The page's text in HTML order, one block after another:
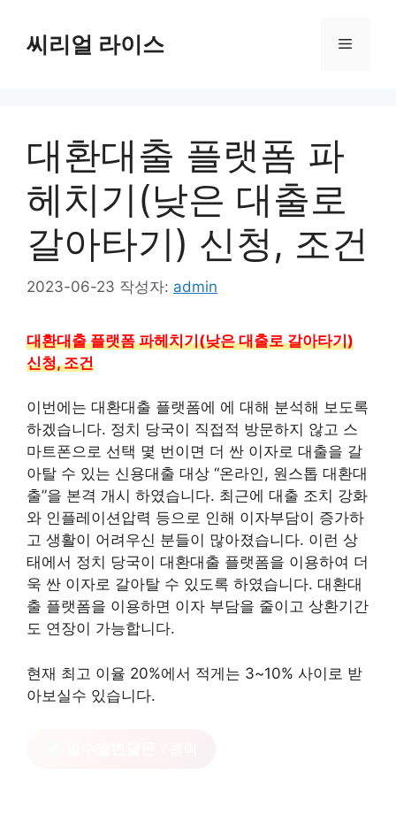
씨리얼 라이스 메
대환대출 플랫폼 파
헤치기(낮은 대출로
갈아타기) 신청, 조건
2023-06-23 작성자: admin
대환대출 플랫폼 파헤치기(낮은 대출로 갈아타기)
신청, 조건
이번에는 대환대출 플랫폼에 에 대해 분석해 보도록
하겠습니다. 정치 당국이 직접적 방문하지 않고 스
마트폰으로 선택 몇 번이면 더 싼 이자로 대출을 갈
아탈 수 있는 신용대출 대상 “온라인, 원스톱 대환대
출”을 본격 개시 하였습니다. 최근에 대출 조치 강화
와 인플레이션압력 등으로 인해 이자부담이 증가하
고 생활이 어려우신 분들이 많아졌습니다. 이런 상
태에서 정치 당국이 대환대출 플랫폼을 이용하여 더
욱 싼 이자로 갈아탈 수 있도록 하였습니다. 대환대
출 플랫폼을 이용하면 이자 부담을 줄이고 상환기간
도 연장이 가능합니다.
현재 최고 이율 20%에서 적게는 3~10% 사이로 받
아보실수 있습니다.